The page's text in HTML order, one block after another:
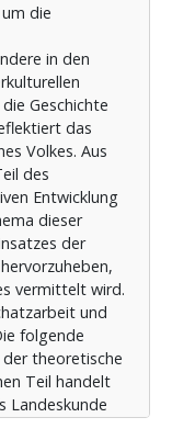
της
Επιπλέον,
τα
μάθημα ξένης
λόγοι
που
η ομαδική
ακόμα το
πρακτικό
του
και η
παίζουν
και
οφέλη. Τα
και ξυπνούν
εξάπτουν
die
in den
Geschichte
das
Volkes. Aus
des
Entwicklung
dieser
der
vermittelt wird.
und
folgende
theoretische
Teil handelt
Landeskunde